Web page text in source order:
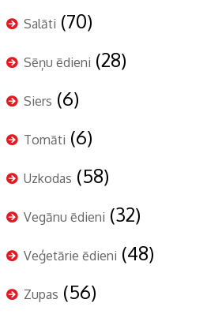
Salāti (70)
Sēņu ēdieni (28)
Siers (6)
Tomāti (6)
Uzkodas (58)
Vegānu ēdieni (32)
Veģetārie ēdieni (48)
Zupas (56)